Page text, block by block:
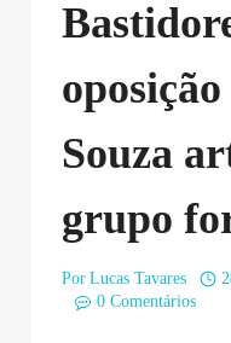
Souza
grupo
Por Lucas Tavares
0 Comentários